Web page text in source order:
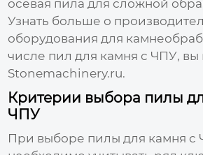
осевая пила для сложной
Узнать больше о
оборудования для
числе пил для камня с ЧПУ, вы
Stonemachinery.ru.
Критерии выбора пилы
ЧПУ
При выборе пилы для камня с